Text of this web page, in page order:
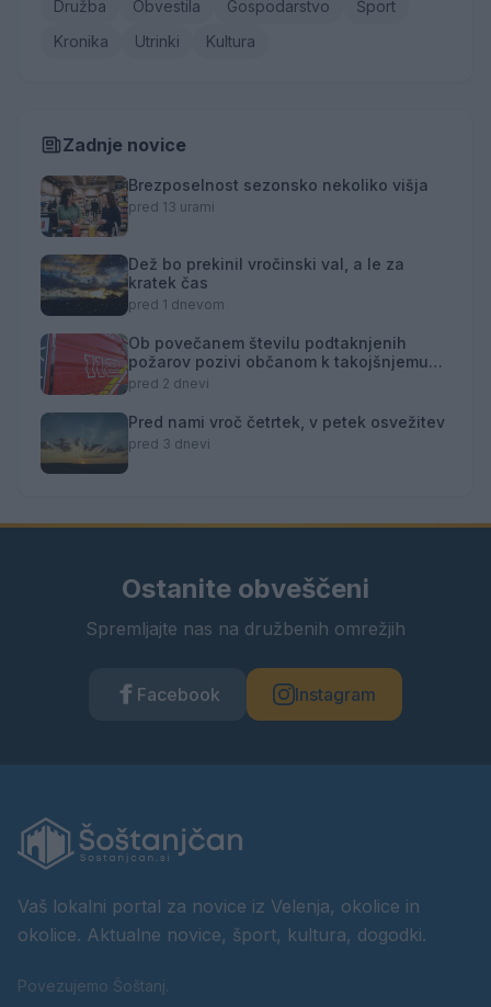
Družba Obvestila Gospodarstvo
Šport
Kronika
Utrinki Kultura
Zadnje novice
Brezposelnost sezonsko nekoliko višja
pred 13 urami
Dež bo prekinil vročinski val, a le za
kratek čas
pred 1 dnevom
Ob povečanem številu podtaknjenih
požarov pozivi občanom k takojšnjemu
obveščanju policije
pred 2 dnevi
Pred nami vroč četrtek, v petek osvežitev
pred 3 dnevi
Ostanite obveščeni
Spremljajte nas na družbenih omrežjih
Facebook Instagram
Vaš lokalni portal za novice iz Velenja, okolice in
okolice. Aktualne novice, šport, kultura, dogodki.
Povezujemo Šoštanj.